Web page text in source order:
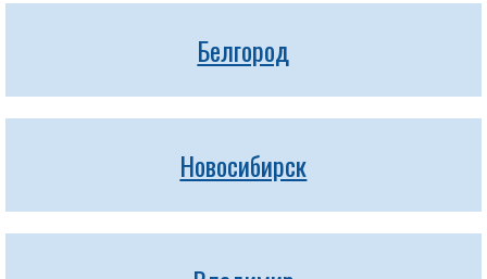
Белгород
Новосибирск